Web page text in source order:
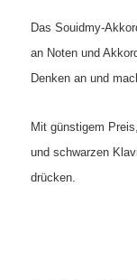
Das Souidmy-
an Noten und
Denken an und
Mit günstigem
und schwarzen
drücken.